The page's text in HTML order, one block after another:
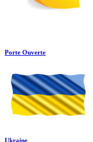
Porte Ouverte
Ukraine